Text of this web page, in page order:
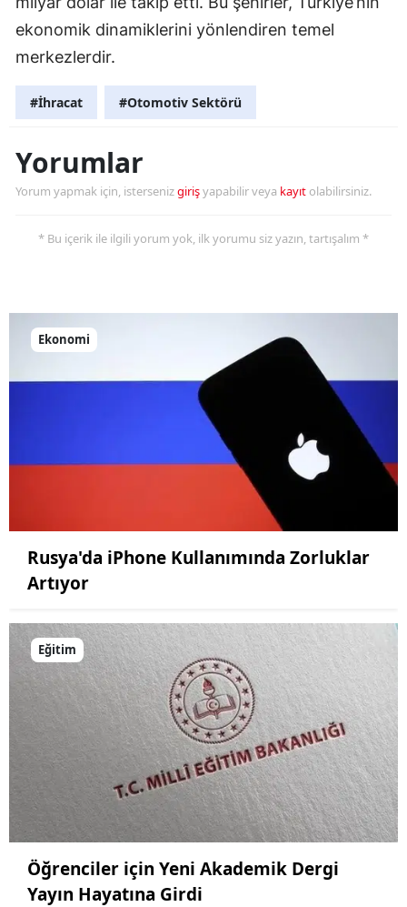
Ardahan
Kilis
ekonomik dinamiklerini yönlendiren temel
merkezlerdir.
#İhracat #Otomotiv Sektörü
Yorumlar
Yorum yapmak için, istersenizgirişyapabilir veya kayıt olabilirsiniz.
* Bu içerik ile ilgili yorum yok, ilk yorumu siz yazın, tartışalım *
Ekonomi
Rusya'da iPhone Kullanımında Zorluklar
Artıyor
Eğitim
Öğrenciler için Yeni Akademik Dergi
Yayın Hayatına Girdi